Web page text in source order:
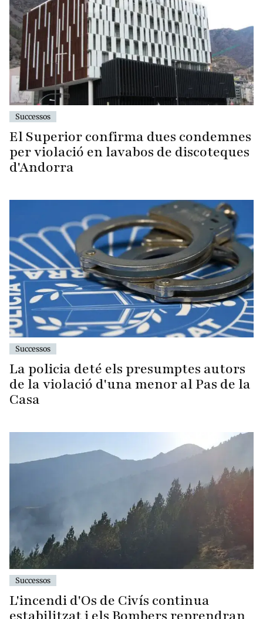
Successos
El Superior confirma dues condemnes
per violació en lavabos de discoteques
d'Andorra
Successos
La policia deté els presumptes autors
de la violació d'una menor al Pas de la
Casa
Successos
L'incendi d'Os de Civís continua